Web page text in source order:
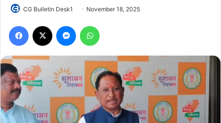
CG Bulletin Desk1 November 18, 2025
Facebook Messenger